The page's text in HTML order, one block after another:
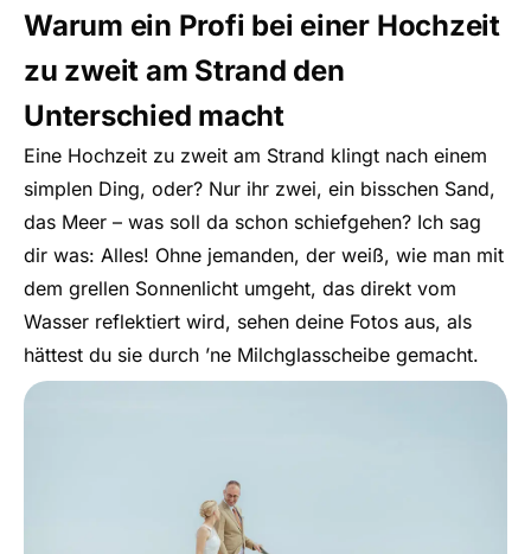
Warum ein Profi bei einer Hochzeit
zu zweit am Strand den
Unterschied macht
Eine Hochzeit zu zweit am Strand klingt nach einem
simplen Ding, oder? Nur ihr zwei, ein bisschen Sand,
das Meer – was soll da schon schiefgehen? Ich sag
dir was: Alles! Ohne jemanden, der weiß, wie man mit
dem grellen Sonnenlicht umgeht, das direkt vom
Wasser reflektiert wird, sehen deine Fotos aus, als
hättest du sie durch ’ne Milchglasscheibe gemacht.